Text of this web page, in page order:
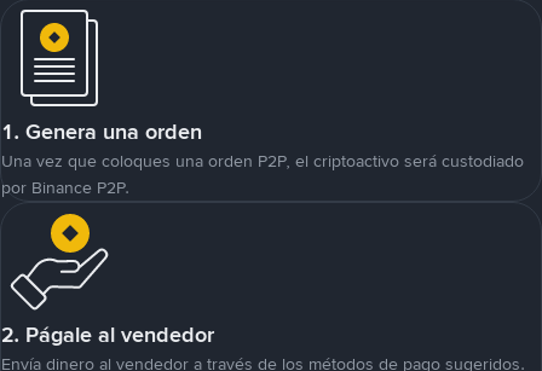
1. Genera una orden
Una vez que coloques una orden P2P, el criptoactivo será custodiado
por Binance P2P.
2. Págale al vendedor
Envía dinero al vendedor a través de los métodos de pago sugeridos.